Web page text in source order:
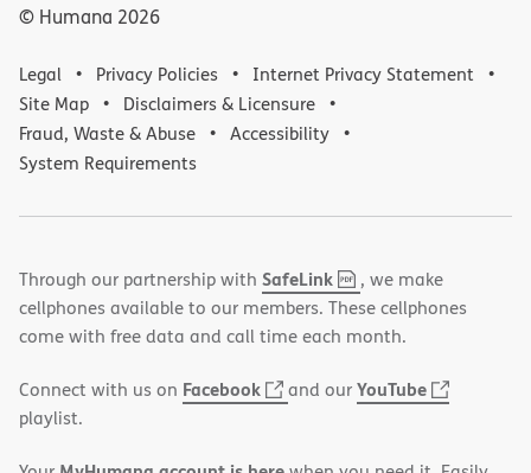
© Humana 2026
Legal Privacy Policies
Internet Privacy Statement
Site Map
Disclaimers & Licensure
Fraud, Waste & Abuse
Accessibility
System Requirements
Through our partnership with SafeLink,
PDF
(opens
in
new
, we make
cellphones available to our members. These cellphones
come with free data and call time each month.
Connect with us on Facebook
(opens
and ourYouTube
(opens
playlist.